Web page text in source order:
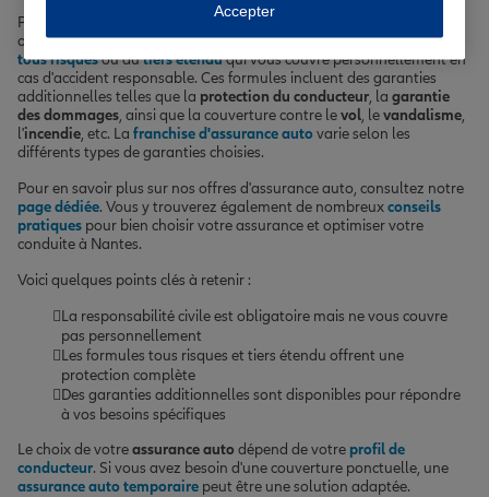
Pour une protection plus complète, nous vous proposons des
options d'assurance étendue. Vous pouvez souscrire uneassurance
tous risquesou autiers étenduqui vous couvre personnellement en
cas d'accident responsable. Ces formules incluent des garanties
additionnelles telles que la protection du conducteur, la garantie
des dommages, ainsi que la couverture contre levol, levandalisme,
l'incendie, etc. La franchise d'assurance autovarie selon les
différents types de garanties choisies.
Pour en savoir plus sur nos offres d'assurance auto, consultez notre
page dédiée. Vous y trouverez également de nombreuxconseils
pratiques pour bien choisir votre assurance et optimiser votre
conduite à Nantes.
Voici quelques points clés à retenir :
La responsabilité civile est obligatoire mais ne vous couvre
pas personnellement
Les formules tous risques et tiers étendu offrent une
protection complète
Des garanties additionnelles sont disponibles pour répondre
à vos besoins spécifiques
Le choix de votreassurance auto dépend de votre profil de
conducteur. Si vous avez besoin d'une couverture ponctuelle, une
assurance auto temporaire peut être une solution adaptée.
Accepter